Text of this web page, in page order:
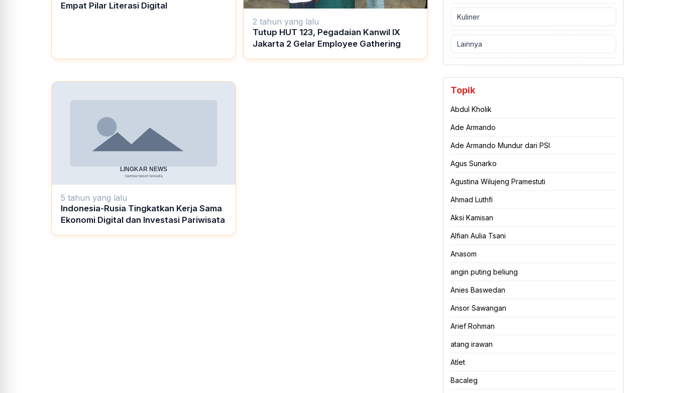
Empat Pilar Literasi Digital
2 tahun yang lalu
Tutup HUT 123, Pegadaian Kanwil IX
Jakarta 2 Gelar Employee Gathering
5 tahun yang lalu
Indonesia-Rusia Tingkatkan Kerja Sama
Ekonomi Digital dan Investasi Pariwisata
Kuliner
Lainnya
Topik
Abdul Kholik
Ade Armando
Ade Armando Mundur dari PSI
Agus Sunarko
Agustina Wilujeng Pramestuti
Ahmad Luthfi
Aksi Kamisan
Alfian Aulia Tsani
Anasom
angin puting beliung
Anies Baswedan
Ansor Sawangan
Arief Rohman
atang irawan
Atlet
Bacaleg